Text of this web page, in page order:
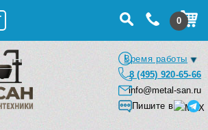
0
Время работы
8 (495) 920-65-66
info@metal-san.ru
Пишите в